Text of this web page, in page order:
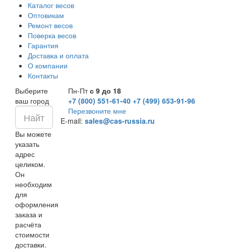
Каталог весов
Оптовикам
Ремонт весов
Поверка весов
Гарантия
Доставка и оплата
О компании
Контакты
Выберите
ваш город
Вы можете
указать
адрес
целиком.
Он
необходим
для
оформления
заказа и
расчёта
стоимости
доставки.
Пн-Птс 9 до 18
+7 (800) 551-61-40 +7 (499) 653-91-96
Перезвоните мне
E-mail: sales@cas-russia.ru